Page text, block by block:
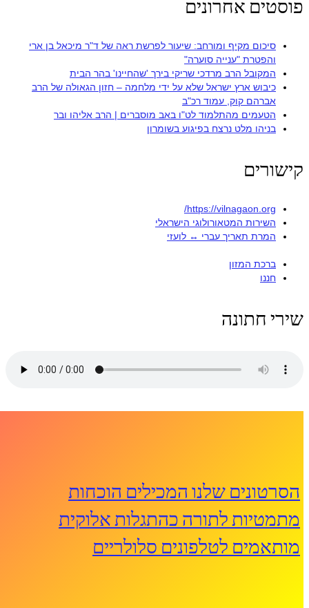
פוסטים אחרונים
סיכום מקיף ומורחב: שיעור לפרשת ראה של ד"ר מיכאל בן ארי
והפטרת "ענייה סוערה"
המקובל הרב מרדכי שריקי בירך 'שהחיינו' בהר הבית
כיבוש ארץ ישראל שלא על ידי מלחמה – חזון הגאולה של הרב
אברהם קוק, עמוד רכ"ב
הטעמים מהתלמוד לט"ו באב מוסברים | הרב אליהו ובר
בניהו מלט נרצח בפיגוע בשומרון
קישורים
https://vilnagaon.org/
השירות המטאורולוגי הישראלי
המרת תאריך עברי ↔ לועזי
ברכת המזון
חננו
שירי חתונה
הסרטונים שלנו המכילים הוכחות
מתמטיות לתורה כהתגלות אלוקית
מותאמים לטלפונים סלולריים